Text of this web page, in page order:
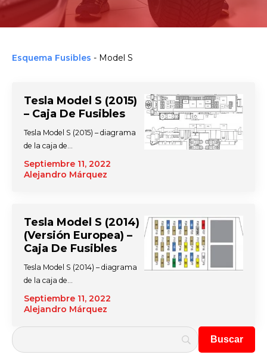
Esquema Fusibles - Model S
Tesla Model S (2015)
– Caja De Fusibles
Septiembre 11, 2022
Alejandro Márquez
Tesla Model S (2015) – diagrama
de la caja de…
Tesla Model S (2014)
(versión Europea) –
Caja De Fusibles
Septiembre 11, 2022
Alejandro Márquez
Tesla Model S (2014) – diagrama
de la caja de…